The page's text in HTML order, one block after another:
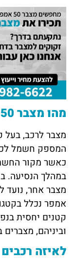
מהו מצבר 50 אמפר?
המספק חשמל
כאשר מקור
מצבר אחר, נועד
אמפר נכלל
וביניהם, מצברים
לאיזה